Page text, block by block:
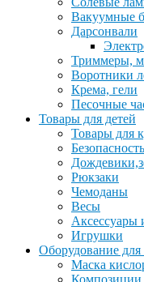
Вакуумные
Дарсонвали
Триммеры,
Воротники
Крема, гели
Песочные
Товары для детей
Товары для
Рюкзаки
Чемоданы
Весы
Аксессуары
Игрушки
Оборудование
Маска
Композиции